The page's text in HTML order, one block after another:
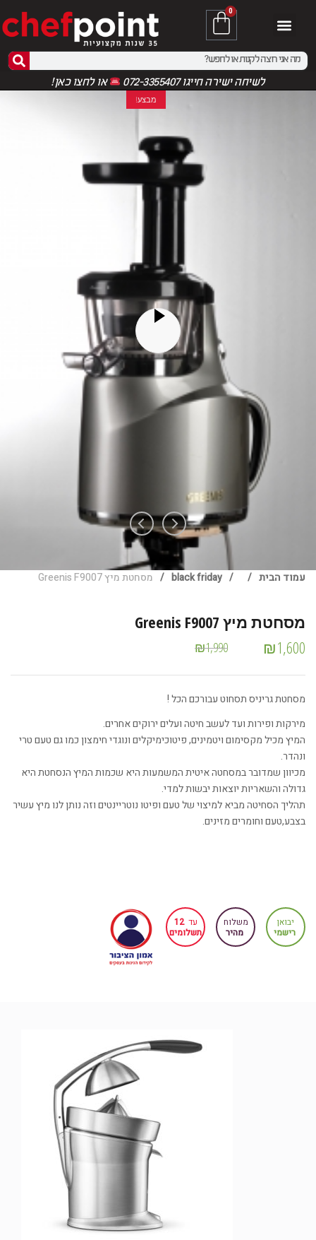
0
לשיחה ישירה חייגו 072-3355407 אולחצו כאן!
מבצע!
עמוד הבית /
/
black friday
/ מסחטת מיץ Greenis F9007
מסחטת מיץ Greenis F9007
₪1,990 ₪1,600
מסחטת גריניס תסחוט עבורכם הכל !
מירקות ופירות ועד לעשב חיטה ועלים ירוקים אחרים.
המיץ מכיל מקסימום ויטמינים, פיטוכימיקלים ונוגדי חימצון כמו גם טעם טרי
ונהדר.
מכיוון שמדובר במסחטה איטית המשמעות היא שכמות המיץ הנסחטת היא
גדולה והשאריות יוצאות יבשות למדי.
תהליך הסחיטה מביא למיצוי של טעם ופיטו נוטריינטים וזה נותן לנו מיץ עשיר
בצבע,טעם וחומרים מזינים.
יבואן
רישמי
משלוח
מהיר
עד 12
תשלומים